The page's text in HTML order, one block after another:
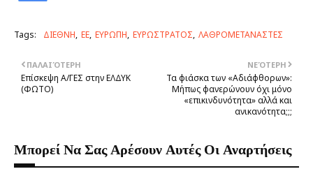
Tags: ΔΙΕΘΝΗ ΕΕ ΕΥΡΩΠΗ ΕΥΡΩΣΤΡΑΤΟΣ ΛΑΘΡΟΜΕΤΑΝΑΣΤΕΣ
ΝΕΌΤΕΡΗ
Τα φιάσκα των «Αδιάφθορων»:
Μήπως φανερώνουν όχι μόνο
«επικινδυνότητα» αλλά και
ανικανότητα;;;
ΠΑΛΑΙΌΤΕΡΗ
Επίσκεψη Α/ΓΕΣ στην ΕΛΔΥΚ
(ΦΩΤΟ)
Μπορεί Να Σας Αρέσουν Αυτές Οι Αναρτήσεις